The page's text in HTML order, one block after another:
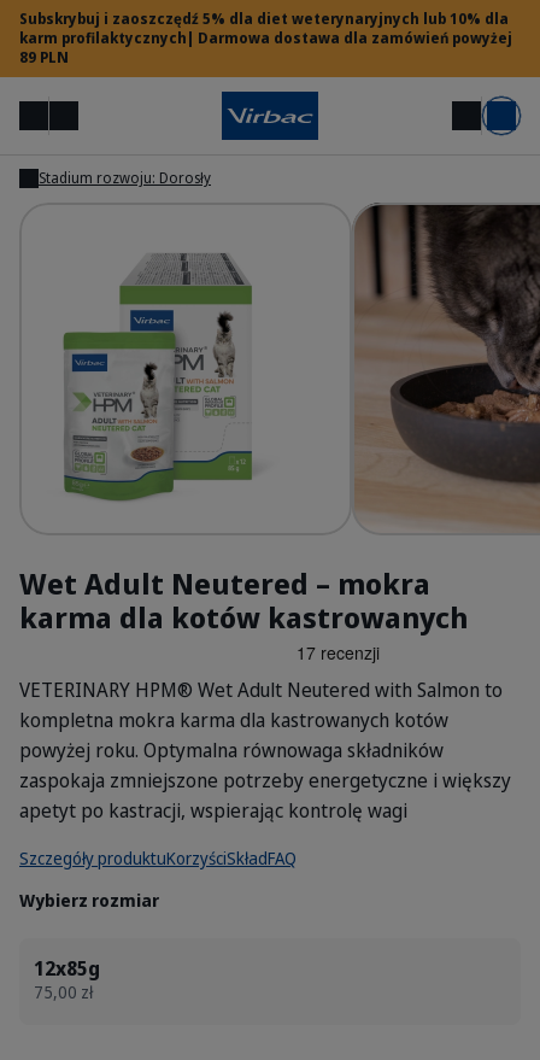
Subskrybuj i zaoszczędź 5% dla diet weterynaryjnych lub 10% dla
karm profilaktycznych| Darmowa dostawa dla zamówień powyżej
89 PLN
MenuSzukaj Moje konto Koszyk
Potrzebujesz pomocy?
Stadium rozwoju: Dorosły
HPM Wet - Adult cat
Pokaż
Wet Adult Neutered – mokra
karma dla kotów kastrowanych
VETERINARY HPM® Wet Adult Neutered with Salmon to
kompletna mokra karma dla kastrowanych kotów
powyżej roku. Optymalna równowaga składników
zaspokaja zmniejszone potrzeby energetyczne i większy
apetyt po kastracji, wspierając kontrolę wagi
Szczegóły produktuKorzyściSkładFAQ
Wybierz rozmiar
12x85g
75,00 zł